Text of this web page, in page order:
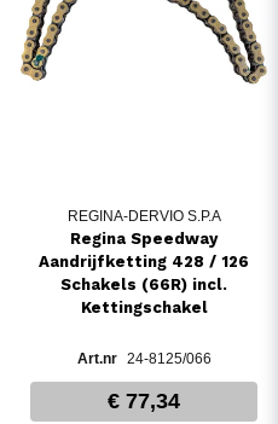
REGINA-DERVIO S.P.A
Regina Speedway
Aandrijfketting 428 / 126
Schakels (66R) incl.
Kettingschakel
24-8125/066
€ 77,34